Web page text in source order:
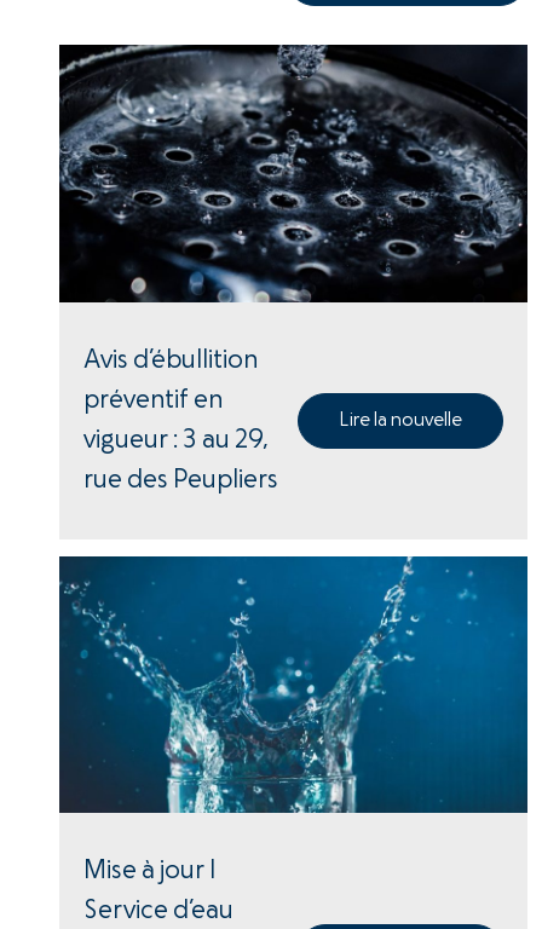
Avis d’ébullition
préventif en
vigueur : 3 au 29,
rue des Peupliers
Lire la nouvelle
Mise à jour |
Service d’eau